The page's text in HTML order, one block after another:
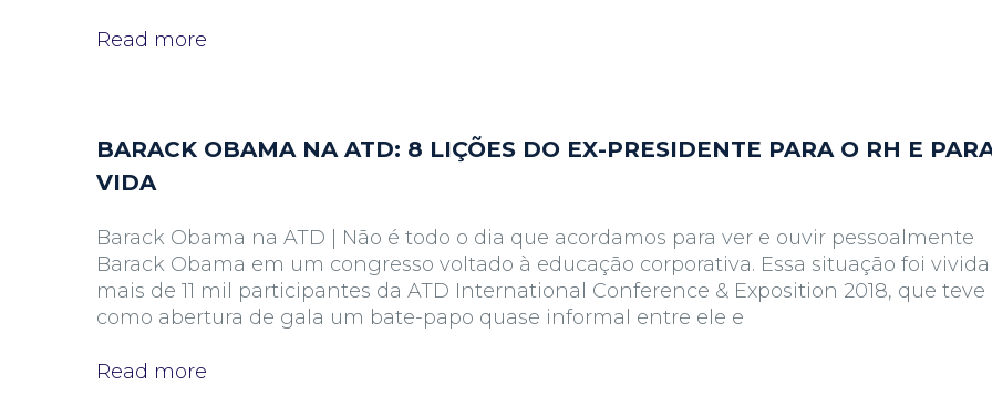
Read more
BARACK OBAMA NA ATD: 8 LIÇÕES DO EX-PRESIDENTE PARA O RH E
VIDA
Barack Obama na ATD | Não é todo o dia que acordamos para ver e ouvir pessoalmente
Barack Obama em um congresso voltado à educação corporativa. Essa situação foi
mais de 11 mil participantes da ATD International Conference & Exposition 2018, que teve
como abertura de gala um bate-papo quase informal entre ele e
Read more